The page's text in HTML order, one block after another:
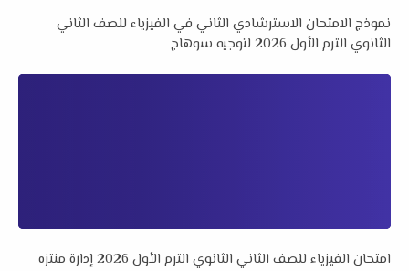
نموذج الامتحان الاسترشادي الثاني في الفيزياء للصف الثاني
الثانوي الترم الأول 2026 لتوجيه سوهاج
امتحان الفيزياء للصف الثاني الثانوي الترم الأول 2026 إدارة منتزه